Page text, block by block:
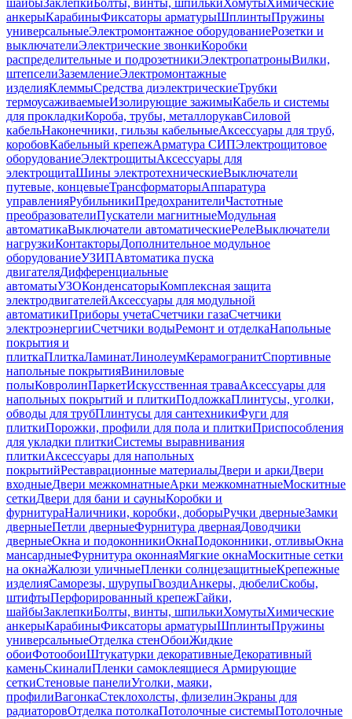
шайбыЗаклепкиБолты, винты, шпилькиХомутыХимические
анкерыКарабиныФиксаторы арматурыШплинтыПружины
универсальныеЭлектромонтажное оборудованиеРозетки и
выключателиЭлектрические звонкиКоробки
распределительные и подрозетникиЭлектропатроныВилки,
штепселиЗаземлениеЭлектромонтажные
изделияКлеммыСредства диэлектрическиеТрубки
термоусаживаемыеИзолирующие зажимыКабель и системы
для прокладкиКороба, трубы, металлорукавСиловой
кабельНаконечники, гильзы кабельныеАксессуары для труб,
коробовКабельный крепежАрматура СИПЭлектрощитовое
оборудованиеЭлектрощитыАксессуары для
электрощитаШины электротехническиеВыключатели
путевые, концевыеТрансформаторыАппаратура
управленияРубильникиПредохранителиЧастотные
преобразователиПускатели магнитныеМодульная
автоматикаВыключатели автоматическиеРелеВыключатели
нагрузкиКонтакторыДополнительное модульное
оборудованиеУЗИПАвтоматика пуска
двигателяДифференциальные
автоматыУЗОКонденсаторыКомплексная защита
электродвигателейАксессуары для модульной
автоматикиПриборы учетаСчетчики газаСчетчики
электроэнергииСчетчики водыРемонт и отделкаНапольные
покрытия и
плиткаПлиткаЛаминатЛинолеумКерамогранитСпортивные
напольные покрытияВиниловые
полыКовролинПаркетИскусственная траваАксессуары для
напольных покрытий и плиткиПодложкаПлинтусы, уголки,
обводы для трубПлинтусы для сантехникиФуги для
плиткиПорожки, профили для пола и плиткиПриспособления
для укладки плиткиСистемы выравнивания
плиткиАксессуары для напольных
покрытийРеставрационные материалыДвери и аркиДвери
входныеДвери межкомнатныеАрки межкомнатныеМоскитные
сеткиДвери для бани и сауныКоробки и
фурнитураНаличники, коробки, доборыРучки дверныеЗамки
дверныеПетли дверныеФурнитура двернаяДоводчики
дверныеОкна и подоконникиОкнаПодоконники, отливыОкна
мансардныеФурнитура оконнаяМягкие окнаМоскитные сетки
на окнаЖалюзи уличныеПленки солнцезащитныеКрепежные
изделияСаморезы, шурупыГвоздиАнкеры, дюбелиСкобы,
штифтыПерфорированный крепежГайки,
шайбыЗаклепкиБолты, винты, шпилькиХомутыХимические
анкерыКарабиныФиксаторы арматурыШплинтыПружины
универсальныеОтделка стенОбоиЖидкие
обоиФотообоиШтукатурки декоративныеДекоративный
каменьСкиналиПленки самоклеящиеся Армирующие
сеткиСтеновые панелиУголки, маяки,
профилиВагонкаСтеклохолсты, флизелинЭкраны для
радиаторовОтделка потолкаПотолочные системыПотолочные